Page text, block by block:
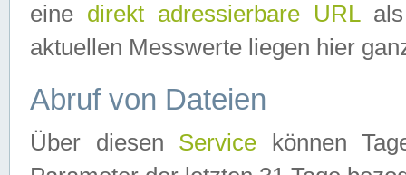
eine direkt adressierbare URLals
aktuellen Messwerte liegen hier
Abruf von Dateien
Über diesen Service können